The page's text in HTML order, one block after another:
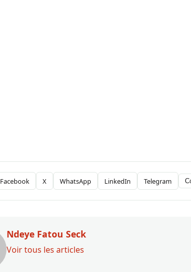
Facebook X WhatsApp LinkedIn Telegram
Ndeye Fatou Seck
Voir tous les articles